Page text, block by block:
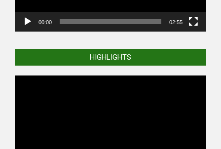
00:00 02:55
HIGHLIGHTS